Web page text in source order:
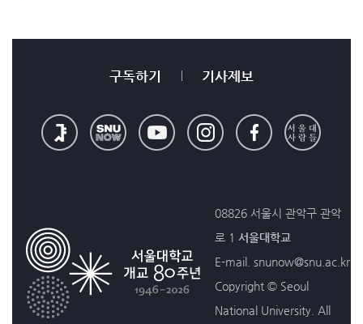
구독하기 기사제보
08826 서울시 관악구 관악
로 1 서울대학교
E-mail. snunow@snu.ac.kr
Copyright © Seoul
National University. All